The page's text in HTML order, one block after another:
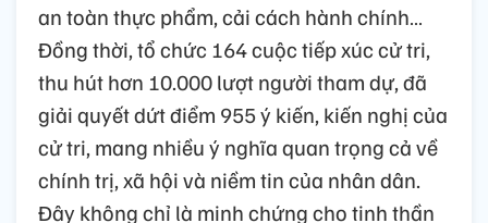
an toàn thực phẩm, cải cách hành chính…
Đồng thời, tổ chức 164 cuộc tiếp xúc cử tri,
thu hút hơn 10.000 lượt người tham dự, đã
giải quyết dứt điểm 955 ý kiến, kiến nghị của
cử tri, mang nhiều ý nghĩa quan trọng cả về
chính trị, xã hội và niềm tin của nhân dân.
Đây không chỉ là minh chứng cho tinh thần